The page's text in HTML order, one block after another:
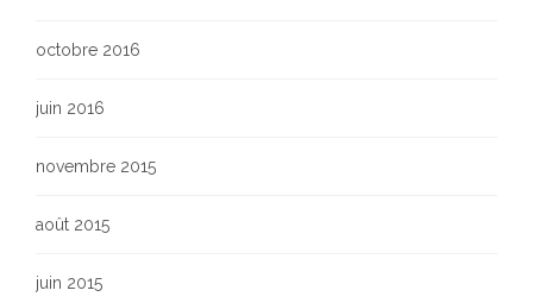
octobre 2016
juin 2016
novembre 2015
août 2015
juin 2015